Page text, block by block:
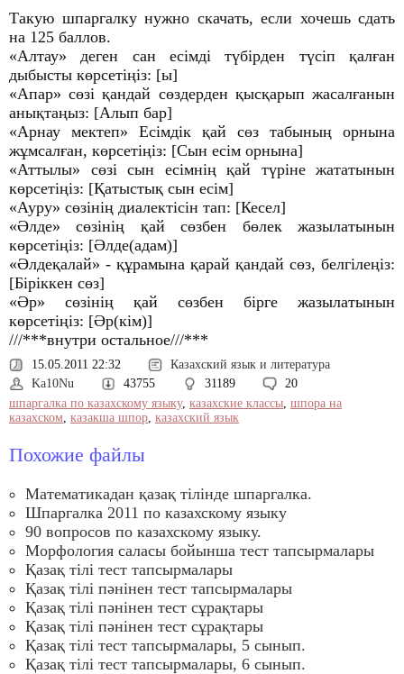
Такую шпаргалку нужно скачать, если хочешь сдать
на 125 баллов.
«Алтау» деген сан есімді түбірден түсіп қалған
дыбысты көрсетіңіз: [ы]
«Апар» сөзі қандай сөздерден қысқарып жасалғанын
анықтаңыз: [Алып бар]
«Арнау мектеп» Есімдік қай сөз табының орнына
жұмсалған, көрсетіңіз: [Сын есім орнына]
«Аттылы» сөзі сын есімнің қай түріне жататынын
көрсетіңіз: [Қатыстық сын есім]
«Ауру» сөзінің диалектісін тап: [Кесел]
«Әлде» сөзінің қай сөзбен бөлек жазылатынын
көрсетіңіз: [Әлде(адам)]
«Әлдеқалай» - құрамына қарай қандай сөз, белгілеңіз:
[Біріккен сөз]
«Әр» сөзінің қай сөзбен бірге жазылатынын
көрсетіңіз: [Әр(кім)]
///***внутри остальное///***
15.05.2011 22:32
Казахский язык и литература
Ka10Nu
43755 31189
20
шпаргалка по казахскому языку, казахские классы, шпора на
казахском, казакша шпор, казахский язык
Похожие файлы
Математикадан қазақ тiлiнде шпаргалка.
Шпаргалка 2011 по казахскому языку
90 вопросов по казахскому языку.
Морфология саласы бойынша тест тапсырмалары
Қазақ тілі тест тапсырмалары
Қазақ тілі пәнінен тест тапсырмалары
Қазақ тілі пәнінен тест сұрақтары
Қазақ тілі пәнінен тест сұрақтары
Қазақ тілі тест тапсырмалары, 5 сынып.
Қазақ тілі тест тапсырмалары, 6 сынып.